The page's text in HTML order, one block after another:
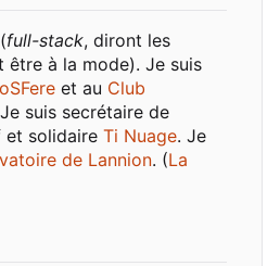
full-stack, diront les
être à la mode). Je suis
et au Club
suis secrétaire de
et solidaire Ti Nuage. Je
de Lannion. (La